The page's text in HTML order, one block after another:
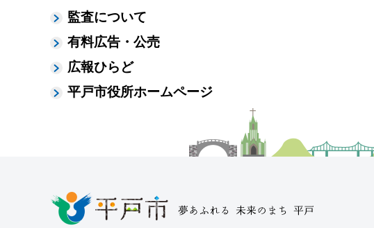
監査について
有料広告・公売
広報ひらど
平戸市役所ホームページ